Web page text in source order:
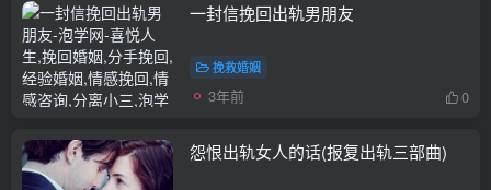
一封信挽回出轨男朋友
挽救婚姻
3年前 0
怨恨出轨女人的话(报复出轨三部曲)